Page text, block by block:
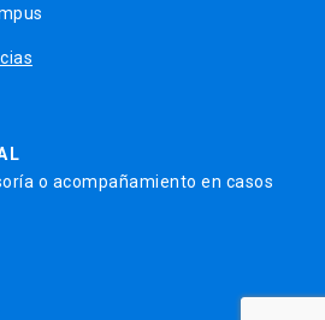
o acompañamiento en casos